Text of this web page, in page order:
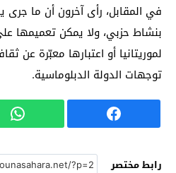
في المقابل، رأى آخرون أن ما
بنشاط حزبي، ولا يمكن تعميمها
لموريتانيا أو اعتبارها معبّرة عن
توجهات الدولة الدبلوماسية.
رابط مختصر